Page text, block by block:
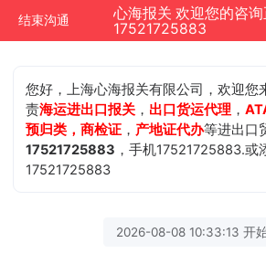
结束沟通
17521725883
您好，上海心海报关有限公司，欢迎您
责海运进出口报关 ， 出口货运代理 ，
预归类，商检证 ， 产地证代办等进出口
17521725883 ，手机17521725883.或
17521725883
2026-08-08 10:33:13 开